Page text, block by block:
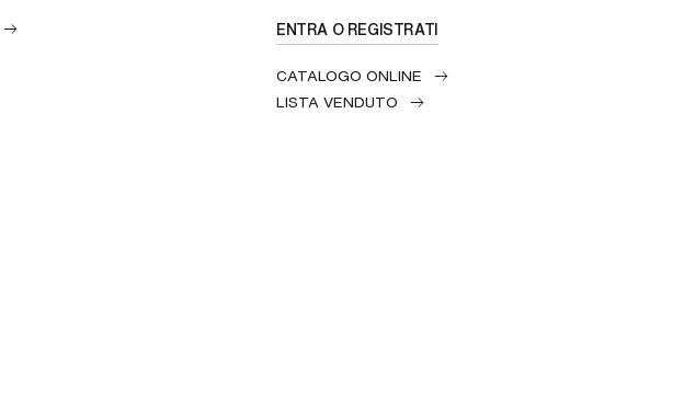
ENTRA O REGISTRATI
CATALOGO ONLINE
LISTA VENDUTO